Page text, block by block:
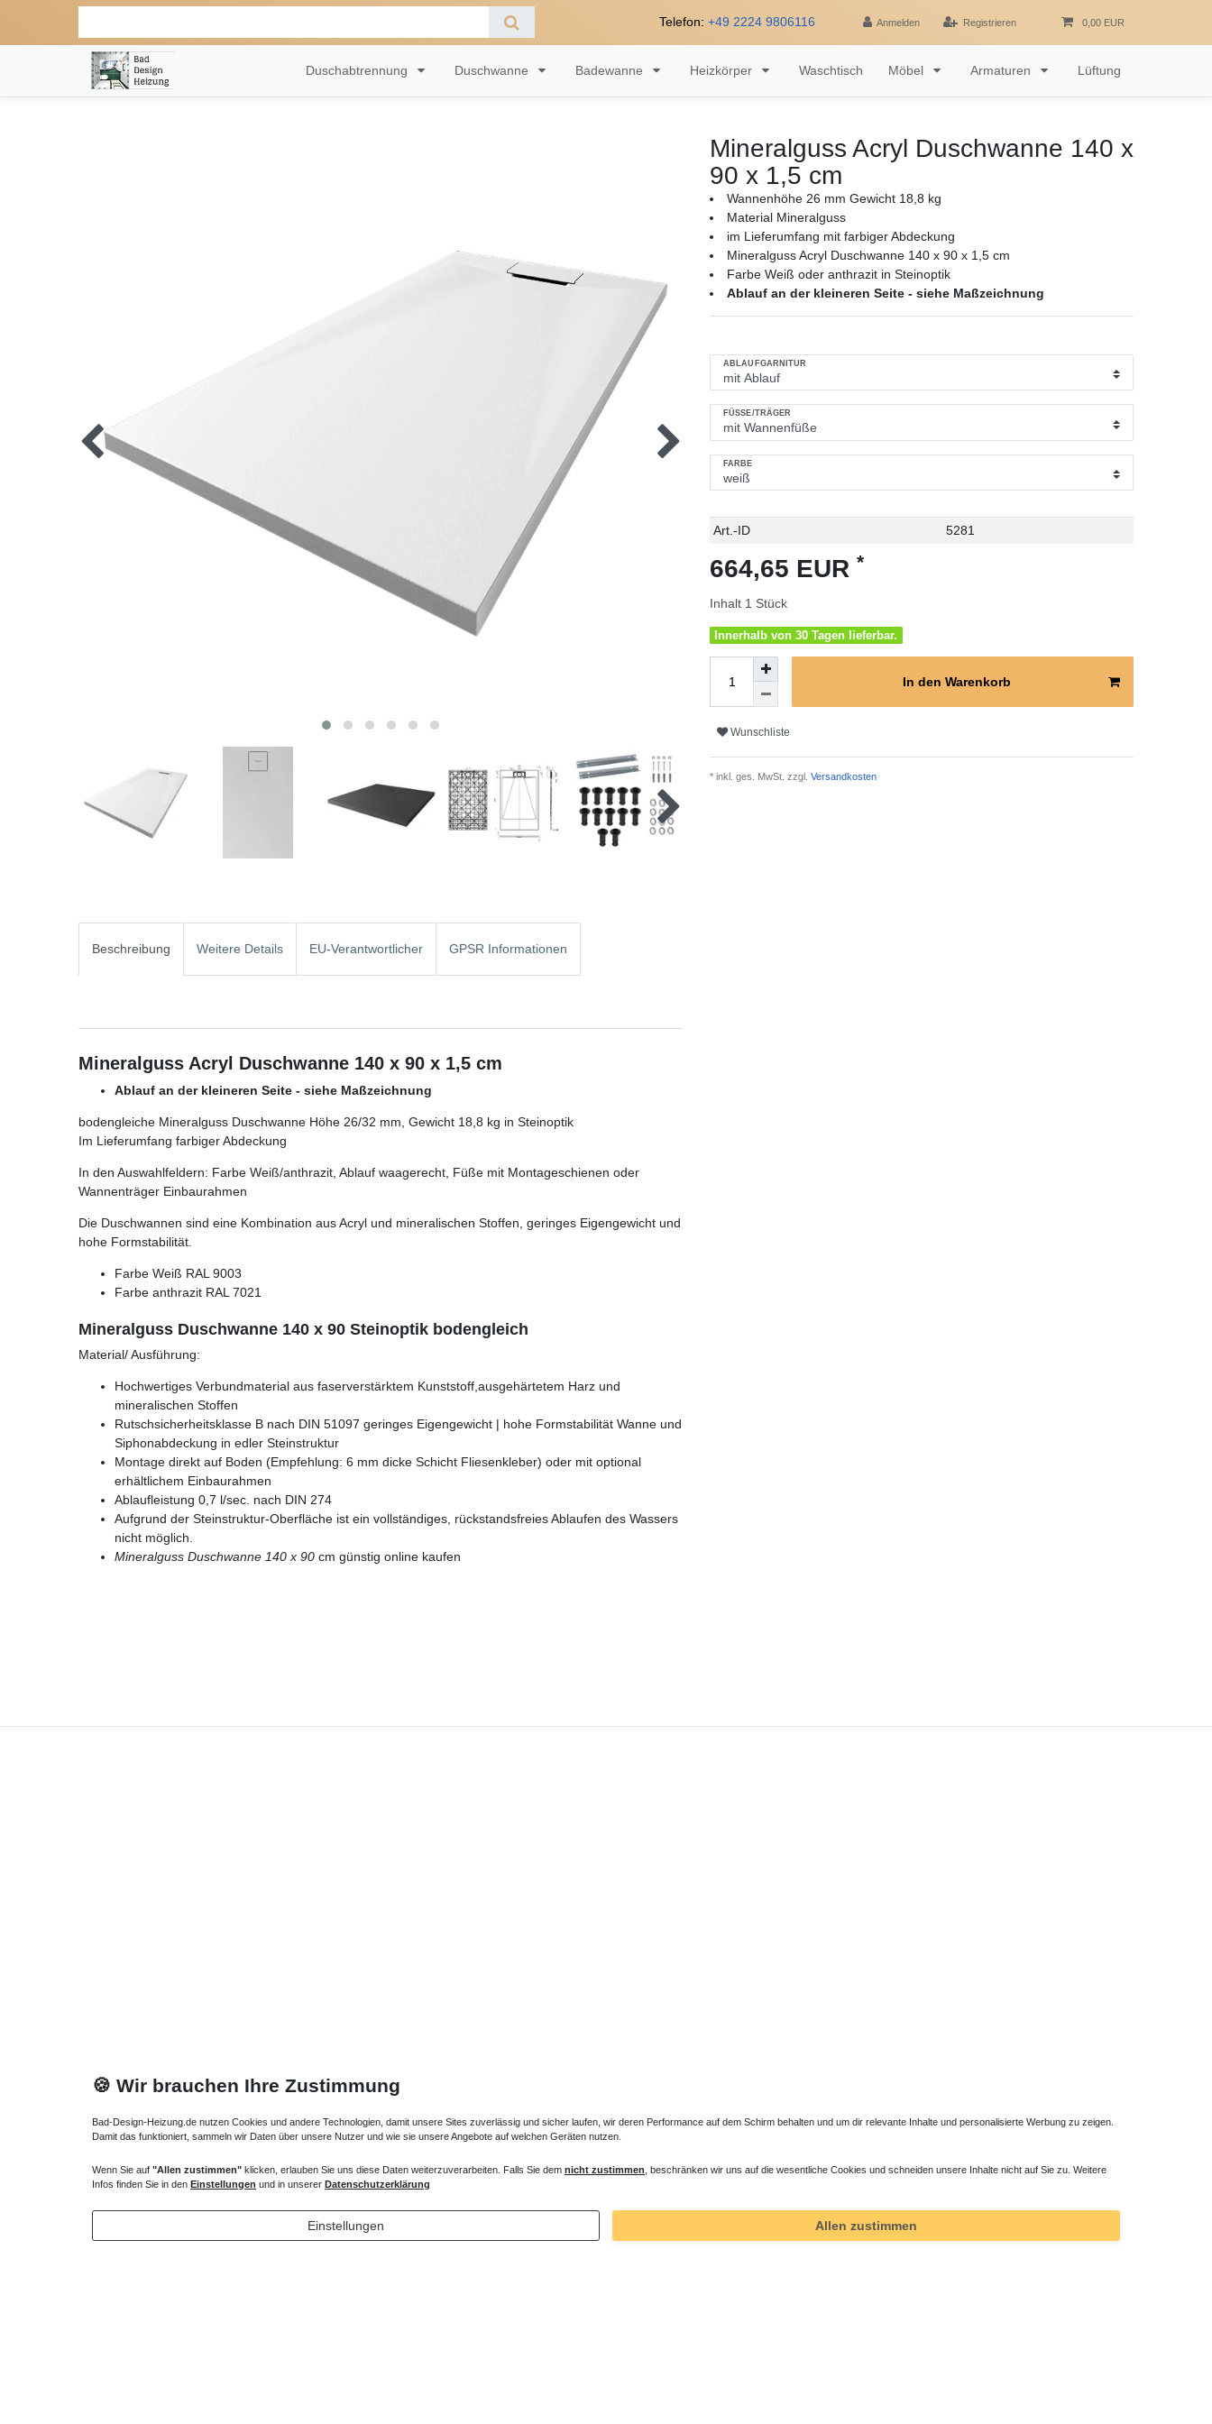
Telefon: +49 2224 9806116 Anmelden Registrieren 0,00 EUR
Duschabtrennung Duschwanne Badewanne Heizkörper Waschtisch Möbel Armaturen Lüftung
Mineralguss Acryl Duschwanne 140 x
90 x 1,5 cm
Wannenhöhe 26 mm Gewicht 18,8 kg
Material Mineralguss
im Lieferumfang mit farbiger Abdeckung
Mineralguss Acryl Duschwanne 140 x 90 x 1,5 cm
Farbe Weiß oder anthrazit in Steinoptik
Ablauf an der kleineren Seite - siehe Maßzeichnung
ABLAUFGARNITUR
FÜSSE/TRÄGER
FARBE
Technisches
Wert
Art.-ID 5281
664,65 EUR *
Inhalt 1 Stück
Innerhalb von 30 Tagen lieferbar.
In den Warenkorb
Wunschliste
* inkl. ges. MwSt. zzgl. Versandkosten
Beschreibung Weitere Details EU-Verantwortlicher GPSR Informationen
Mineralguss Acryl Duschwanne 140 x 90 x 1,5 cm
Ablauf an der kleineren Seite - siehe Maßzeichnung
bodengleiche Mineralguss Duschwanne Höhe 26/32 mm, Gewicht 18,8 kg in Steinoptik
Im Lieferumfang farbiger Abdeckung
In den Auswahlfeldern: Farbe Weiß/anthrazit, Ablauf waagerecht, Füße mit Montageschienen oder
Wannenträger Einbaurahmen
Die Duschwannen sind eine Kombination aus Acryl und mineralischen Stoffen, geringes Eigengewicht und
hohe Formstabilität.
Farbe Weiß RAL 9003
Farbe anthrazit RAL 7021
Mineralguss Duschwanne 140 x 90 Steinoptik bodengleich
Material/ Ausführung:
Hochwertiges Verbundmaterial aus faserverstärktem Kunststoff,ausgehärtetem Harz und
mineralischen Stoffen
Rutschsicherheitsklasse B nach DIN 51097 geringes Eigengewicht | hohe Formstabilität Wanne und
Siphonabdeckung in edler Steinstruktur
Montage direkt auf Boden (Empfehlung: 6 mm dicke Schicht Fliesenkleber) oder mit optional
erhältlichem Einbaurahmen
Ablaufleistung 0,7 l/sec. nach DIN 274
Aufgrund der Steinstruktur-Oberfläche ist ein vollständiges, rückstandsfreies Ablaufen des Wassers
nicht möglich.
Mineralguss Duschwanne 140 x 90 cm günstig online kaufen
Dusche Schiebetür Rollen unten 140 x bis 220 cm
Walk IN
932,40 € *
Duschabtrennung Nische Pendeltür 140 x bis 220
cm 2-teilig
1.459,50 € *
*inkl. ges. MwSt.
🍪 Wir brauchen Ihre Zustimmung
Bad-Design-Heizung.de nutzen Cookies und andere Technologien, damit unsere Sites zuverlässig und sicher laufen, wir deren Performance auf dem Schirm behalten und um dir relevante Inhalte und personalisierte Werbung zu zeigen.
Damit das funktioniert, sammeln wir Daten über unsere Nutzer und wie sie unsere Angebote auf welchen Geräten nutzen.
Wenn Sie auf "Allen zustimmen" klicken, erlauben Sie uns diese Daten weiterzuverarbeiten. Falls Sie dem nicht zustimmen , beschränken wir uns auf die wesentliche Cookies und schneiden unsere Inhalte nicht auf Sie zu. Weitere
Infos finden Sie in den Einstellungen und in unserer Datenschutzerklärung
Einstellungen Allen zustimmen